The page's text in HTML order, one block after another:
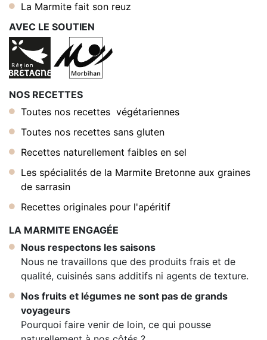
La Marmite fait son reuz
AVEC LE SOUTIEN
NOS RECETTES
Toutes nos recettes végétariennes
Toutes nos recettes sans gluten
Recettes naturellement faibles en sel
Les spécialités de la Marmite Bretonne aux graines
de sarrasin
Recettes originales pour l'apéritif
LA MARMITE ENGAGÉE
Nous respectons les saisons
Nous ne travaillons que des produits frais et de
qualité, cuisinés sans additifs ni agents de texture.
Nos fruits et légumes ne sont pas de grands
voyageurs
Pourquoi faire venir de loin, ce qui pousse